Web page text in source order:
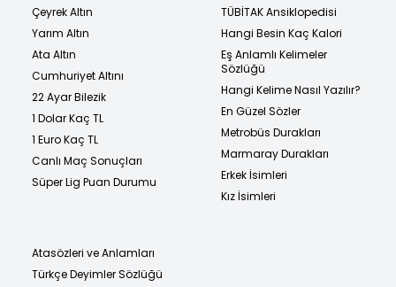
Çeyrek Altın
Yarım Altın
Ata Altın
Cumhuriyet Altını
22 Ayar Bilezik
1 Dolar Kaç TL
1 Euro Kaç TL
Canlı Maç Sonuçları
Süper Lig Puan Durumu
TÜBİTAK Ansiklopedisi
Hangi Besin Kaç Kalori
Eş Anlamlı Kelimeler
Sözlüğü
Hangi Kelime Nasıl Yazılır?
En Güzel Sözler
Metrobüs Durakları
Marmaray Durakları
Erkek İsimleri
Kız İsimleri
Atasözleri ve Anlamları
Türkçe Deyimler Sözlüğü